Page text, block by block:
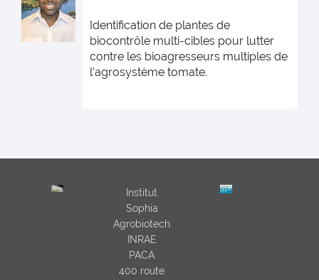
Identification de plantes de
biocontrôle multi-cibles pour lutter
contre les bioagresseurs multiples de
l’agrosystème tomate.
Institut
Sophia
Agrobiotech
INRAE
PACA
400 route